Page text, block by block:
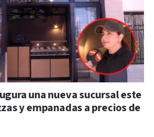
una nueva sucursal este
y empanadas a precios de